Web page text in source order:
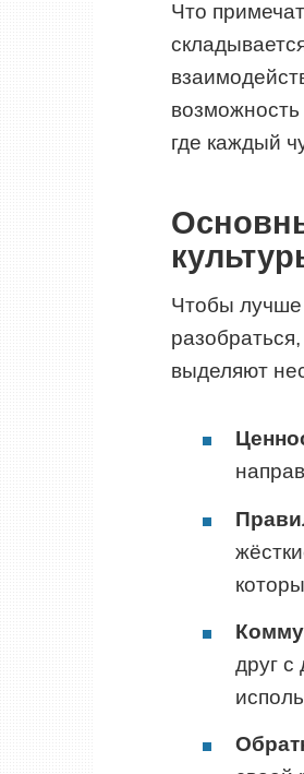
Что
где каждый
Чтобы лучше
выделяют
друг с